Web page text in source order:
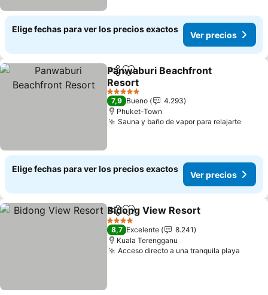
Elige fechas para ver los precios exactos
Ver precios
CompartirAgregar a favoritos
Panwaburi Beachfront
Resort
5 Estrellas
7,9 Bueno
4.293
Phuket-Town
Sauna y baño de vapor para relajarte
Elige fechas para ver los precios exactos
Ver precios
CompartirAgregar a favoritos
Bidong View Resort
4 Estrellas
8,7 Excelente
8.241
Kuala Terengganu
Acceso directo a una tranquila playa